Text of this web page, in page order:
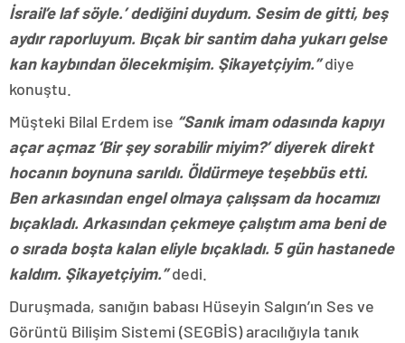
İsrail’e laf söyle.’ dediğini duydum. Sesim de gitti, beş
aydır raporluyum. Bıçak bir santim daha yukarı gelse
kan kaybından ölecekmişim. Şikayetçiyim.”diye
konuştu.
Müşteki Bilal Erdem ise “Sanık imam odasında kapıyı
açar açmaz ‘Bir şey sorabilir miyim?’ diyerek direkt
hocanın boynuna sarıldı. Öldürmeye teşebbüs etti.
Ben arkasından engel olmaya çalışsam da hocamızı
bıçakladı. Arkasından çekmeye çalıştım ama beni de
o sırada boşta kalan eliyle bıçakladı. 5 gün hastanede
kaldım. Şikayetçiyim.”dedi.
Duruşmada, sanığın babası Hüseyin Salgın’ın Ses ve
Görüntü Bilişim Sistemi (SEGBİS) aracılığıyla tanık